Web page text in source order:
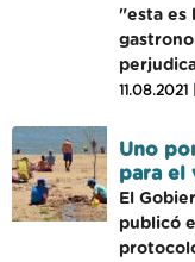
"esta es
11.08.2021 |
Uno
para el
El
publicó